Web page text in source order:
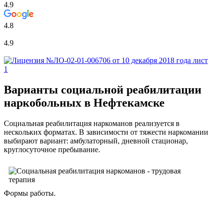
4.9
4.8
4.9
Варианты социальной реабилитации
наркобольных в Нефтекамске
Социальная реабилитация наркоманов реализуется в
нескольких форматах. В зависимости от тяжести наркомании
выбирают вариант: амбулаторный, дневной стационар,
круглосуточное пребывание.
Формы работы.